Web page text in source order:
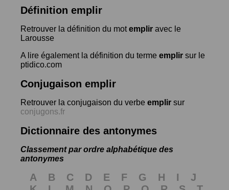
Définition emplir
Retrouver la définition du motemplir avec le
Larousse
A lire également la définition du terme emplir sur le
ptidico.com
Conjugaison emplir
Retrouver la conjugaison du verbe emplir sur
conjugons.fr
Dictionnaire des antonymes
Classement par ordre alphabétique des
antonymes
A B C D E F G H I
J